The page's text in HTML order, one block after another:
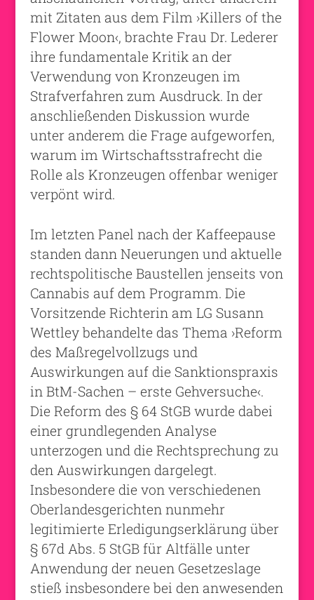
mit Zitaten aus dem Film ›Killers of the
Flower Moon‹, brachte Frau Dr. Lederer
ihre fundamentale Kritik an der
Verwendung von Kronzeugen im
Strafverfahren zum Ausdruck. In der
anschließenden Diskussion wurde
unter anderem die Frage aufgeworfen,
warum im Wirtschaftsstrafrecht die
Rolle als Kronzeugen offenbar weniger
verpönt wird.
Im letzten Panel nach der Kaffeepause
standen dann Neuerungen und aktuelle
rechtspolitische Baustellen jenseits von
Cannabis auf dem Programm. Die
Vorsitzende Richterin am LG Susann
Wettley behandelte das Thema ›Reform
des Maßregelvollzugs und
Auswirkungen auf die Sanktionspraxis
in BtM-Sachen – erste Gehversuche‹.
Die Reform des § 64 StGB wurde dabei
einer grundlegenden Analyse
unterzogen und die Rechtsprechung zu
den Auswirkungen dargelegt.
Insbesondere die von verschiedenen
Oberlandesgerichten nunmehr
legitimierte Erledigungserklärung über
§ 67d Abs. 5 StGB für Altfälle unter
Anwendung der neuen Gesetzeslage
stieß insbesondere bei den anwesenden